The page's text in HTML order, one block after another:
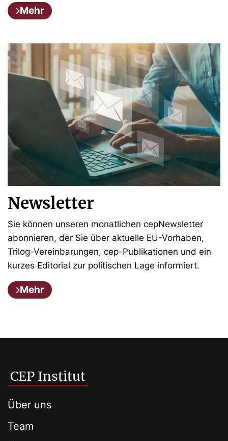
Mehr
Newsletter
Sie können unseren monatlichen cepNewsletter
abonnieren, der Sie über aktuelle EU-Vorhaben,
Trilog-Vereinbarungen, cep-Publikationen und ein
kurzes Editorial zur politischen Lage informiert.
Mehr
CEP Institut
Über uns
Team